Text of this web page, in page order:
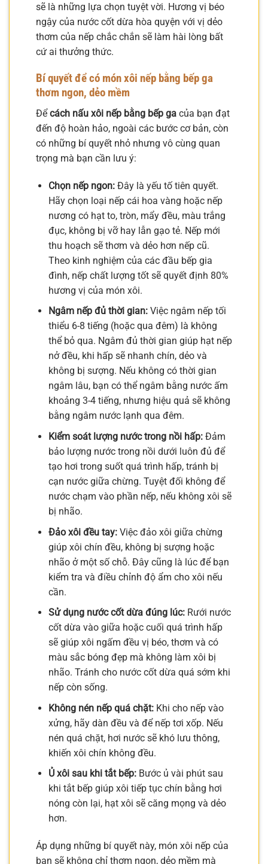
sẽ là những lựa chọn tuyệt vời. Hương vị béo
ngậy của nước cốt dừa hòa quyện với vị dẻo
thơm của nếp chắc chắn sẽ làm hài lòng bất
cứ ai thưởng thức.
Bí quyết để có món xôi nếp bằng bếp ga
thơm ngon, dẻo mềm
Đểcách nấu xôi nếp bằng bếp ga của bạn đạt
đến độ hoàn hảo, ngoài các bước cơ bản, còn
có những bí quyết nhỏ nhưng vô cùng quan
trọng mà bạn cần lưu ý:
Chọn nếp ngon:Đây là yếu tố tiên quyết.
Hãy chọn loại nếp cái hoa vàng hoặc nếp
nương có hạt to, tròn, mẩy đều, màu trắng
đục, không bị vỡ hay lẫn gạo tẻ. Nếp mới
thu hoạch sẽ thơm và dẻo hơn nếp cũ.
Theo kinh nghiệm của các đầu bếp gia
đình, nếp chất lượng tốt sẽ quyết định 80%
hương vị của món xôi.
Ngâm nếp đủ thời gian:Việc ngâm nếp tối
thiểu 6-8 tiếng (hoặc qua đêm) là không
thể bỏ qua. Ngâm đủ thời gian giúp hạt nếp
nở đều, khi hấp sẽ nhanh chín, dẻo và
không bị sượng. Nếu không có thời gian
ngâm lâu, bạn có thể ngâm bằng nước ấm
khoảng 3-4 tiếng, nhưng hiệu quả sẽ không
bằng ngâm nước lạnh qua đêm.
Kiểm soát lượng nước trong nồi hấp:Đảm
bảo lượng nước trong nồi dưới luôn đủ để
tạo hơi trong suốt quá trình hấp, tránh bị
cạn nước giữa chừng. Tuyệt đối không để
nước chạm vào phần nếp, nếu không xôi sẽ
bị nhão.
Đảo xôi đều tay:Việc đảo xôi giữa chừng
giúp xôi chín đều, không bị sượng hoặc
nhão ở một số chỗ. Đây cũng là lúc để bạn
kiểm tra và điều chỉnh độ ẩm cho xôi nếu
cần.
Sử dụng nước cốt dừa đúng lúc:Rưới nước
cốt dừa vào giữa hoặc cuối quá trình hấp
sẽ giúp xôi ngấm đều vị béo, thơm và có
màu sắc bóng đẹp mà không làm xôi bị
nhão. Tránh cho nước cốt dừa quá sớm khi
nếp còn sống.
Không nén nếp quá chặt:Khi cho nếp vào
xửng, hãy dàn đều và để nếp tơi xốp. Nếu
nén quá chặt, hơi nước sẽ khó lưu thông,
khiến xôi chín không đều.
Ủ xôi sau khi tắt bếp:Bước ủ vài phút sau
khi tắt bếp giúp xôi tiếp tục chín bằng hơi
nóng còn lại, hạt xôi sẽ căng mọng và dẻo
hơn.
Áp dụng những bí quyết này, món xôi nếp của
bạn sẽ không chỉ thơm ngon, dẻo mềm mà